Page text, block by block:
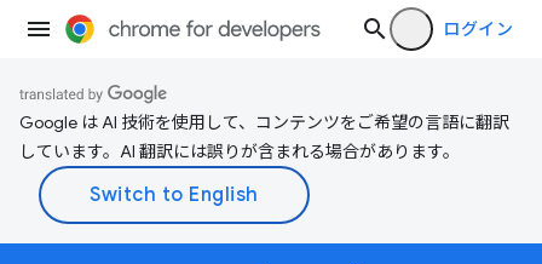
ログイン
Google は AI 技術を使用して、コンテンツをご希望の言語に翻訳
しています。AI 翻訳には誤りが含まれる場合があります。